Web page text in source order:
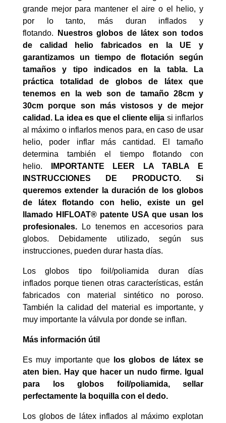
grande mejor para mantener el aire o el helio, y
por lo tanto, más duran inflados y
flotando.
Nuestros globos de látex son todos
de calidad helio fabricados en la UE y
garantizamos un tiempo de flotación según
tamaños y tipo indicados en la tabla. La
práctica totalidad de globos de látex que
tenemos en la web son de tamaño 28cm y
30cm porque son más vistosos y de mejor
calidad. La idea es que el cliente elija si inflarlos
al máximo o inflarlos menos para, en caso de usar
helio, poder inflar más cantidad. El tamaño
determina también el tiempo flotando con
helio.
IMPORTANTE LEER LA TABLA E
INSTRUCCIONES DE PRODUCTO. Si
queremos extender la duración de los globos
de látex flotando con helio, existe un gel
llamado HIFLOAT® patente USA que usan los
profesionales. Lo tenemos en accesorios para
globos. Debidamente utilizado, según sus
instrucciones, pueden durar hasta días.
Los globos tipo foil/poliamida duran días
inflados porque tienen otras características, están
fabricados con material sintético no poroso.
También la calidad del material es importante, y
muy importante la válvula por donde se inflan.
Más información útil
Es muy importante que
los globos de látex se
aten bien. Hay que hacer un nudo firme. Igual
para los globos foil/poliamida, sellar
perfectamente la boquilla con el dedo.
Los globos de látex inflados al máximo explotan